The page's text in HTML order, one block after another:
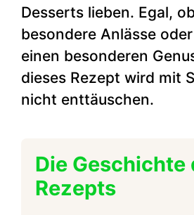
Desserts lieben. Egal,
besondere Anlässe
einen besonderen
dieses Rezept wird mit
nicht enttäuschen.
Die Geschichte
Rezepts